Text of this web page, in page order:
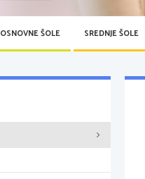
OSNOVNE ŠOLE SREDNJE ŠOLE